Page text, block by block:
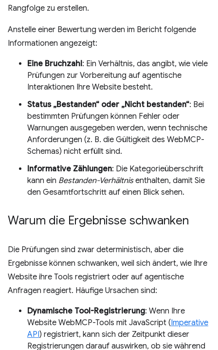
Rangfolge zu erstellen.
Anstelle einer Bewertung werden im Bericht folgende
Informationen angezeigt:
Eine Bruchzahl: Ein Verhältnis, das angibt, wie viele
Prüfungen zur Vorbereitung auf agentische
Interaktionen Ihre Website besteht.
Status „Bestanden“ oder „Nicht bestanden“: Bei
bestimmten Prüfungen können Fehler oder
Warnungen ausgegeben werden, wenn technische
Anforderungen (z. B. die Gültigkeit des WebMCP-
Schemas) nicht erfüllt sind.
Informative Zählungen: Die Kategorieüberschrift
kann ein Bestanden-Verhältnisenthalten, damit Sie
den Gesamtfortschritt auf einen Blick sehen.
Warum die Ergebnisse schwanken
Die Prüfungen sind zwar deterministisch, aber die
Ergebnisse können schwanken, weil sich ändert, wie Ihre
Website ihre Tools registriert oder auf agentische
Anfragen reagiert. Häufige Ursachen sind:
Dynamische Tool-Registrierung: Wenn Ihre
Website WebMCP-Tools mit JavaScript (Imperative
API) registriert, kann sich der Zeitpunkt dieser
Registrierungen darauf auswirken, ob sie während